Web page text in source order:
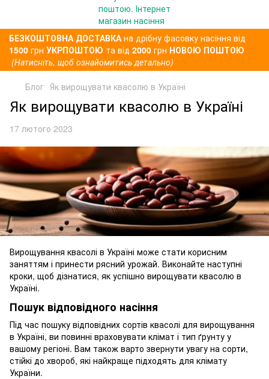
БЕЗКОШТОВНА ДОСТАВКАна дрібну фасовку насіння від
1500 грн УКРПОШТОЮ та від 2000 грн НОВОЮ ПОШТОЮ
(Натисніть, щоб ознайомитись детально)
Блог Як вирощувати квасолю в Україні
Як вирощувати квасолю в Україні
17 лютого 2023
Вирощування квасолі в Україні може стати корисним
заняттям і принести рясний урожай. Виконайте наступні
кроки, щоб дізнатися, як успішно вирощувати квасолю в
Україні.
Пошук відповідного насіння
Під час пошуку відповідних сортів квасолі для вирощування
в Україні, ви повинні враховувати клімат і тип ґрунту у
вашому регіоні. Вам також варто звернути увагу на сорти,
стійкі до хвороб, які найкраще підходять для клімату
України.